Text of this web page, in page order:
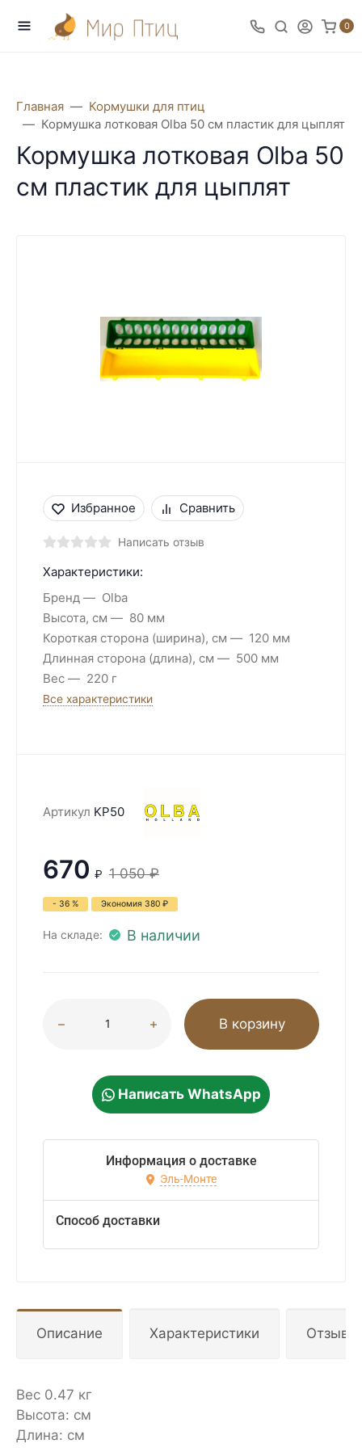
0
Главная
Кормушки для птиц
Кормушка лотковая Olba 50 см пластик для цыплят
Кормушка лотковая Olba 50
см пластик для цыплят
Избранное Сравнить
Написать отзыв
Характеристики:
Бренд
Olba
Высота, см
80 мм
Короткая сторона (ширина), см
120 мм
Длинная сторона (длина), см
500 мм
Вес
220 г
Все характеристики
Артикул KP50
670 ₽ 1 050 ₽
- 36 % Экономия 380 ₽
На складе: В наличии
В корзину
Написать WhatsApp
Информация о доставке
Эль-Монте
Способ доставки
Описание Характеристики
Вес 0.47 кг
Высота: см
Длина: см